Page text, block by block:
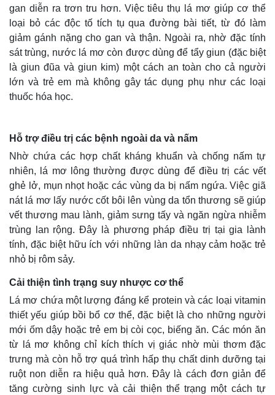
Bất động sản
Khởi nghiệp
Giá vàng
Tiêu dùng
Tỷ giá
Chứng khoán
Giá cà phê
gan diễn ra trơn tru hơn. Việc tiêu thụ lá mơ giúp cơ thể
loại bỏ các độc tố tích tụ qua đường bài tiết, từ đó làm
giảm gánh nặng cho gan và thận. Ngoài ra, nhờ đặc tính
sát trùng, nước lá mơ còn được dùng để tẩy giun (đặc biệt
là giun đũa và giun kim) một cách an toàn cho cả người
lớn và trẻ em mà không gây tác dụng phụ như các loại
thuốc hóa học.
Hỗ trợ điều trị các bệnh ngoài da và nấm
Nhờ chứa các hợp chất kháng khuẩn và chống nấm tự
nhiên, lá mơ lông thường được dùng để điều trị các vết
ghẻ lở, mụn nhọt hoặc các vùng da bị nấm ngứa. Việc giã
nát lá mơ lấy nước cốt bôi lên vùng da tổn thương sẽ giúp
vết thương mau lành, giảm sưng tấy và ngăn ngừa nhiễm
trùng lan rộng. Đây là phương pháp điều trị tại gia lành
tính, đặc biệt hữu ích với những làn da nhạy cảm hoặc trẻ
nhỏ bị rôm sảy.
Cải thiện tình trạng suy nhược cơ thể
Lá mơ chứa một lượng đáng kể protein và các loại vitamin
thiết yếu giúp bồi bổ cơ thể, đặc biệt là cho những người
mới ốm dậy hoặc trẻ em bị còi cọc, biếng ăn. Các món ăn
từ lá mơ không chỉ kích thích vị giác nhờ mùi thơm đặc
trưng mà còn hỗ trợ quá trình hấp thụ chất dinh dưỡng tại
ruột non diễn ra hiệu quả hơn. Đây là cách đơn giản để
tăng cường sinh lực và cải thiện thể trạng một cách tự